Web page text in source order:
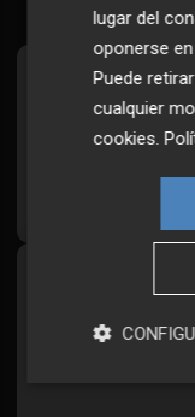
Todos los
Plaza
lugar del
oponerse
Puede
cualquier
cookies.